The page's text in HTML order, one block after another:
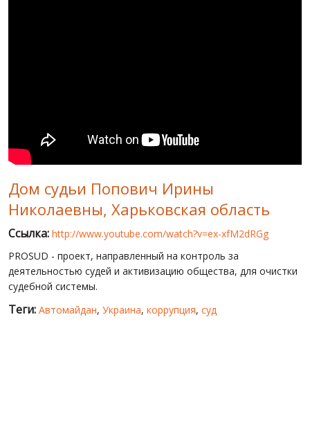
ПУБЛИЧНЫЕ ЛЮДИ
РОССИЙСКО-УКРАИНСКАЯ ВОЙНА
WINTER ON FIRE: UKRAINE'S FIGHT FOR FREEDOM
ХРОНОЛОГИЯ ЄВРОМАЙДАНА
Дом судьи Попович Ирины
Николаевны, Харьковская область
Ссылка: http://www.youtube.com/watch?v=ex-xfM2dRGg
PROSUD - проект, направленный на контроль за
деятельностью судей и активизацию общества, для очистки
судебной системы.
Теги: Автомайдан, Украина, коррупция, суд